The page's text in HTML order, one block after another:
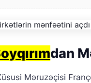
dan
Məruzəçisi